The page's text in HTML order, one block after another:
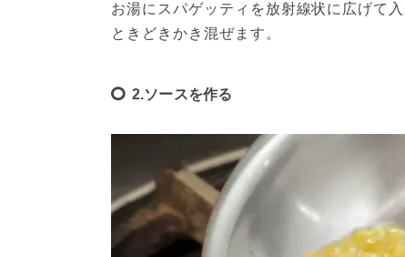
お湯にスパゲッティを放射線状に広げて
ときどきかき混ぜます。
2.ソースを作る